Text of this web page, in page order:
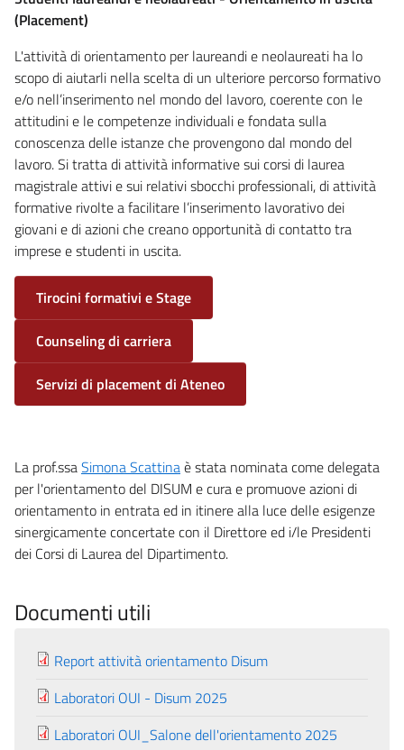
(Placement)
L'attività di orientamento per laureandi e neolaureati ha lo
scopo di aiutarli nella scelta di un ulteriore percorso formativo
e/o nell’inserimento nel mondo del lavoro, coerente con le
attitudini e le competenze individuali e fondata sulla
conoscenza delle istanze che provengono dal mondo del
lavoro. Si tratta di attività informative sui corsi di laurea
magistrale attivi e sui relativi sbocchi professionali, di attività
formative rivolte a facilitare l’inserimento lavorativo dei
giovani e di azioni che creano opportunità di contatto tra
imprese e studenti in uscita.
Tirocini formativi e Stage
Counseling di carriera
Servizi di placement di Ateneo
La prof.ssaSimona Scattinaè stata nominata come delegata
per l'orientamento del DISUM e cura e promuove azioni di
orientamento in entrata ed in itinere alla luce delle esigenze
sinergicamente concertate con il Direttore ed i/le Presidenti
dei Corsi di Laurea del Dipartimento.
Documenti utili
Report attività orientamento Disum
Laboratori OUI - Disum 2025
Laboratori OUI_Salone dell'orientamento 2025